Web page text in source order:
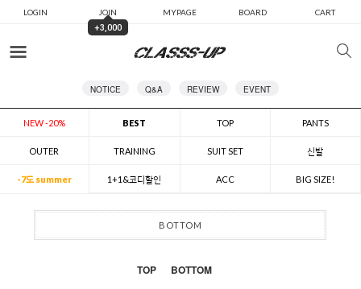
LOGIN JOIN MYPAGE BOARD CART
+3,000
NOTICE Q&A REVIEW EVENT
NEW -20% BEST TOP PANTS
OUTER TRAINING SUIT SET 신발
-7도 summer 1+1&코디할인 ACC BIG SIZE!
BOTTOM
TOP BOTTOM